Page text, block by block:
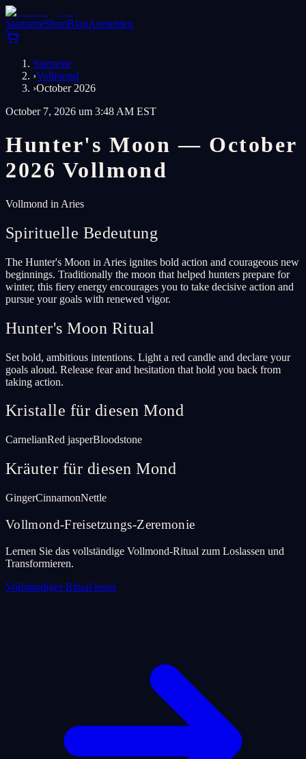
StartseiteShopBlogAnmelden
Startseite
›Vollmond
›October 2026
October 7, 2026 um 3:48 AM EST
Hunter's Moon — October
2026 Vollmond
Vollmond in Aries
Spirituelle Bedeutung
The Hunter's Moon in Aries ignites bold action and courageous new
beginnings. Traditionally the moon that helped hunters prepare for
winter, this fiery energy encourages you to take decisive action and
pursue your goals with renewed vigor.
Hunter's Moon Ritual
Set bold, ambitious intentions. Light a red candle and declare your
goals aloud. Release fear and hesitation that hold you back from
taking action.
Kristalle für diesen Mond
CarnelianRed jasperBloodstone
Kräuter für diesen Mond
GingerCinnamonNettle
Vollmond-Freisetzungs-Zeremonie
Lernen Sie das vollständige Vollmond-Ritual zum Loslassen und
Transformieren.
Vollständiges Ritual lesen